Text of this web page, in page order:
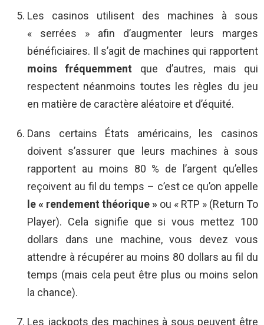
Les casinos utilisent des machines à sous
« serrées » afin d’augmenter leurs marges
bénéficiaires. Il s’agit de machines qui rapportent
moins fréquemment que d’autres, mais qui
respectent néanmoins toutes les règles du jeu
en matière de caractère aléatoire et d’équité.
Dans certains États américains, les casinos
doivent s’assurer que leurs machines à sous
rapportent au moins 80 % de l’argent qu’elles
reçoivent au fil du temps – c’est ce qu’on appelle
le « rendement théorique » ou « RTP » (Return To
Player). Cela signifie que si vous mettez 100
dollars dans une machine, vous devez vous
attendre à récupérer au moins 80 dollars au fil du
temps (mais cela peut être plus ou moins selon
la chance).
Les jackpots des machines à sous peuvent être